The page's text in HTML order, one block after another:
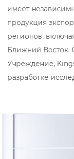
имеет
продукция
регионов,
Ближний Восток.
Учреждение,
разработке